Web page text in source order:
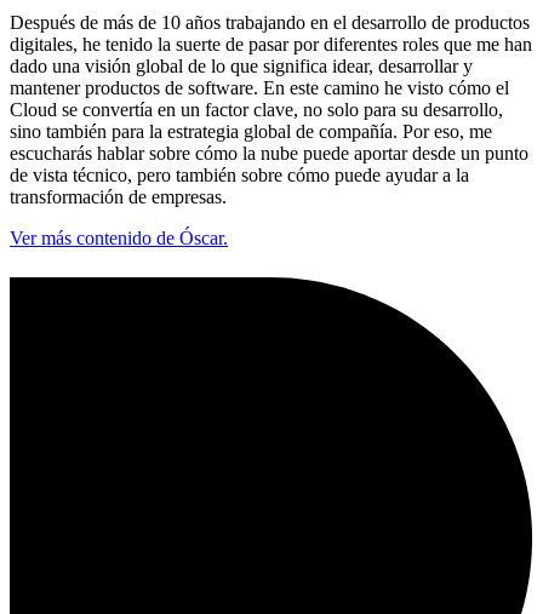
Después de más de 10 años trabajando en el desarrollo de productos
digitales, he tenido la suerte de pasar por diferentes roles que me han
dado una visión global de lo que significa idear, desarrollar y
mantener productos de software. En este camino he visto cómo el
Cloud se convertía en un factor clave, no solo para su desarrollo,
sino también para la estrategia global de compañía. Por eso, me
escucharás hablar sobre cómo la nube puede aportar desde un punto
de vista técnico, pero también sobre cómo puede ayudar a la
transformación de empresas.
Ver más contenido de Óscar.